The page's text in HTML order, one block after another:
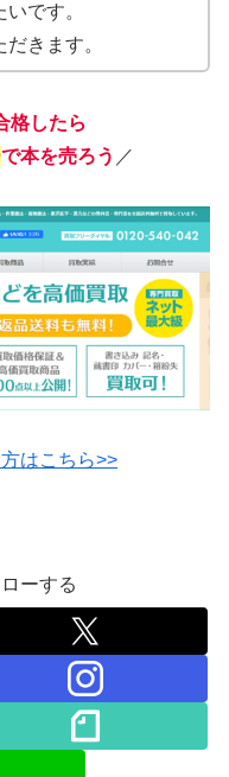
です。
きます。
格したら
で本を売ろう ／
はこちら>>
ーする